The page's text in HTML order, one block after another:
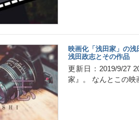
映画化「浅田家」の浅
浅田政志とその作品
更新日：2019/9/27
家』。 なんとこの